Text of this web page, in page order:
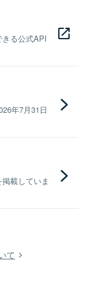
る公式API
年7月31日
載していま
て